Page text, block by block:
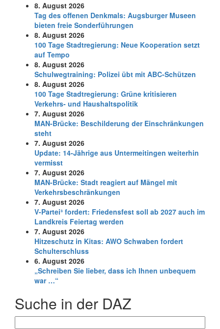
8. August 2026
Tag des offenen Denkmals: Augsburger Museen
bieten freie Sonderführungen
8. August 2026
100 Tage Stadtregierung: Neue Kooperation setzt
auf Tempo
8. August 2026
Schul­weg­trai­ning: Poli­zei übt mit ABC-Schüt­zen
8. August 2026
100 Tage Stadtregierung: Grüne kritisieren
Verkehrs- und Haushaltspolitik
7. August 2026
MAN-Brücke: Beschilderung der Einschränkungen
steht
7. August 2026
Update: 14-Jährige aus Untermeitingen weiterhin
vermisst
7. August 2026
MAN-Brücke: Stadt reagiert auf Mängel mit
Verkehrsbeschränkungen
7. August 2026
V-Partei­³ fordert: Friedens­fest soll ab 2027 auch im
Land­kreis Feier­tag werden
7. August 2026
Hitzeschutz in Kitas: AWO Schwaben fordert
Schulterschluss
6. August 2026
„Schreiben Sie lieber, dass ich Ihnen unbequem
war …“
Suche in der DAZ